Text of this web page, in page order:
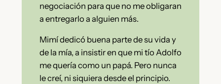
negociación para que no me obligaran
a entregarlo a alguien más.
Mimí dedicó buena parte de su vida y
de la mía, a insistir en que mi tío Adolfo
me quería como un papá. Pero nunca
le creí, ni siquiera desde el principio.